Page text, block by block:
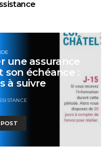
une assurance
échéance :
à suivre